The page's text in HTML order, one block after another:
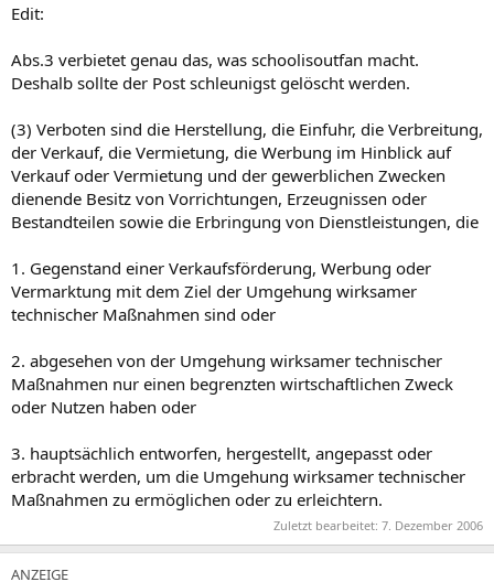
Edit:
Abs.3 verbietet genau das, was schoolisoutfan macht.
Deshalb sollte der Post schleunigst gelöscht werden.
(3) Verboten sind die Herstellung, die Einfuhr, die Verbreitung,
der Verkauf, die Vermietung, die Werbung im Hinblick auf
Verkauf oder Vermietung und der gewerblichen Zwecken
dienende Besitz von Vorrichtungen, Erzeugnissen oder
Bestandteilen sowie die Erbringung von Dienstleistungen, die
1. Gegenstand einer Verkaufsförderung, Werbung oder
Vermarktung mit dem Ziel der Umgehung wirksamer
technischer Maßnahmen sind oder
2. abgesehen von der Umgehung wirksamer technischer
Maßnahmen nur einen begrenzten wirtschaftlichen Zweck
oder Nutzen haben oder
3. hauptsächlich entworfen, hergestellt, angepasst oder
erbracht werden, um die Umgehung wirksamer technischer
Maßnahmen zu ermöglichen oder zu erleichtern.
Zuletzt bearbeitet: 7. Dezember 2006